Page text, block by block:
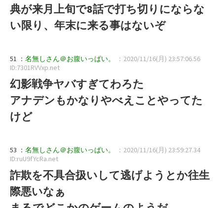
典が来月上旬で8話で打ち切りにならな
い限り、年末に来る事はないぞ
51 ： 名無しさん＠お腹いっぱい。
：2020/11/16(月) 23:57:06.56
ID:7301RVVxp.net
幻影戦争ヤバすぎてわろた
アナデンもかなりやべえことやってた
けど
53 ： 名無しさん＠お腹いっぱい。
：2020/11/16(月) 23:59:27.34
ID:ruU9fYcRa.net
詐欺を不具合扱いして逃げようとか往生
際悪いなぁ